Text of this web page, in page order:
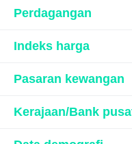
Perdagangan
Indeks harga
Pasaran kewangan
Kerajaan/Bank